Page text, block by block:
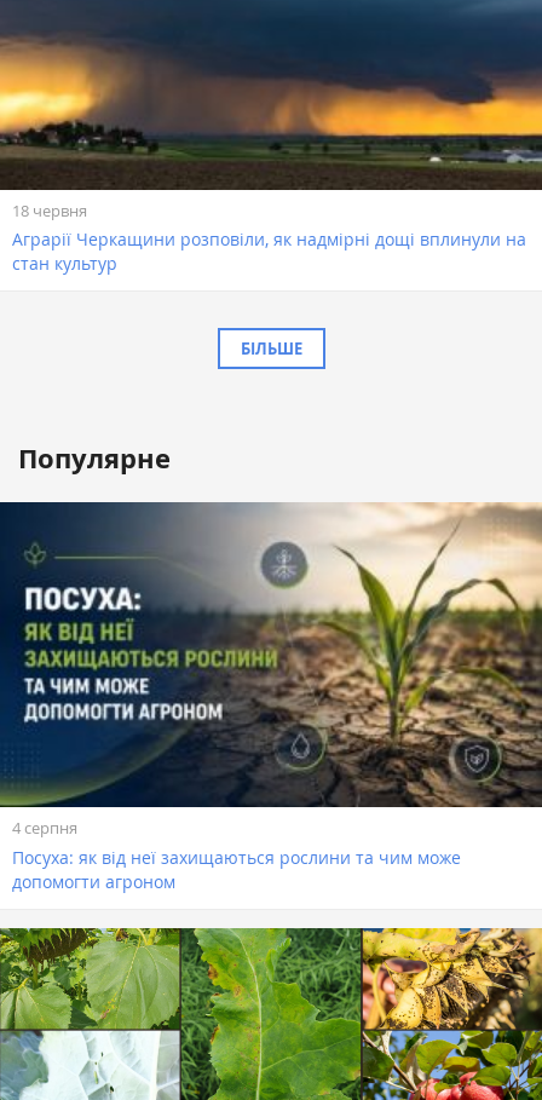
18 червня
Аграрії Черкащини розповіли, як надмірні дощі вплинули на
стан культур
БІЛЬШЕ
Популярне
4 серпня
Посуха: як від неї захищаються рослини та чим може
допомогти агроном